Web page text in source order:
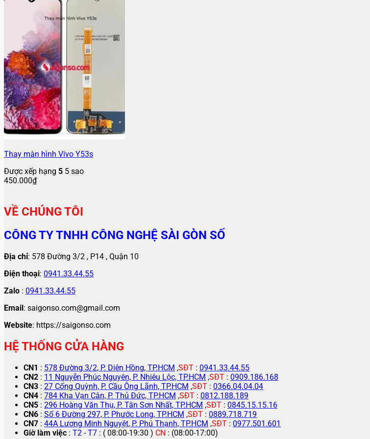
Thay màn hình Vivo Y53s
Được xếp hạng 5 5 sao
450.000₫
VỀ CHÚNG TÔI
CÔNG TY TNHH CÔNG NGHỆ SÀI GÒN SỐ
Địa chỉ: 578 Đường 3/2 , P14 , Quận 10
Điện thoại: 0941.33.44.55
Zalo : 0941.33.44.55
Email: saigonso.com@gmail.com
Website: https://saigonso.com
HỆ THỐNG CỬA HÀNG
CN1 : 578 Đường 3/2, P. Diên Hồng, TP.HCM ,SĐT : 0941.33.44.55
CN2 : 11 Nguyễn Phúc Nguyên, P. Nhiêu Lộc, TP.HCM ,SĐT : 0909.186.168
CN3 : 27 Cống Quỳnh, P. Cầu Ông Lãnh, TP.HCM ,SĐT : 0366.04.04.04
CN4 : 784 Kha Vạn Cân, P. Thủ Đức, TP.HCM ,SĐT : 0812.188.189
CN5 : 296 Hoàng Văn Thụ, P. Tân Sơn Nhất, TP.HCM ,SĐT : 0845.15.15.16
CN6 : Số 6 Đường 297, P. Phước Long, TP.HCM ,SĐT : 0889.718.719
CN7 : 44A Lương Minh Nguyệt, P. Phú Thạnh, TP.HCM ,SĐT : 0977.501.601
Giờ làm việc : T2 - T7 : ( 08:00-19:30 ) CN : (08:00-17:00)